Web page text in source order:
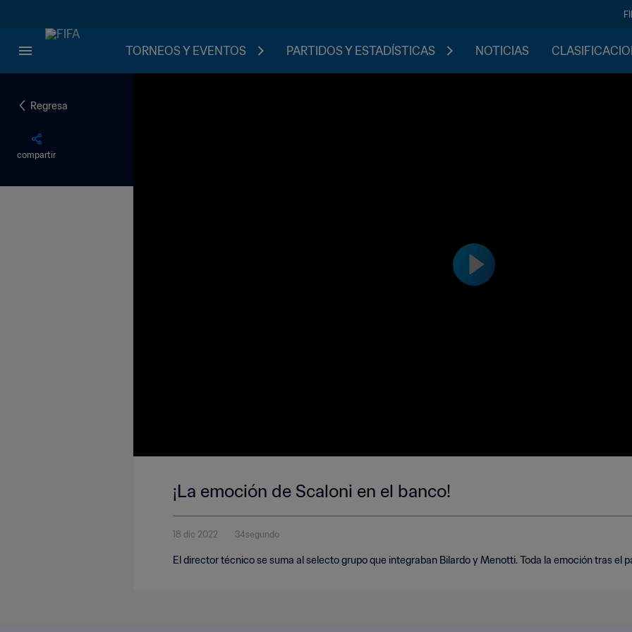
TORNEOS Y EVENTOS PARTIDOS Y ESTADÍSTICAS NOTICIAS
Regresa
compartir
¡La emoción de Scaloni en el banco!
18 dic 2022 34segundo
El director técnico se suma al selecto grupo que integraban Bilardo y Menotti. Toda la emoción tras el